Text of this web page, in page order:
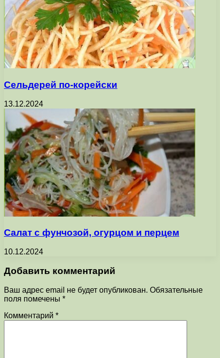
Сельдерей по-корейски
13.12.2024
Салат с фунчозой, огурцом и перцем
10.12.2024
Добавить комментарий
Ваш адрес email не будет опубликован. Обязательные
поля помечены *
Комментарий *